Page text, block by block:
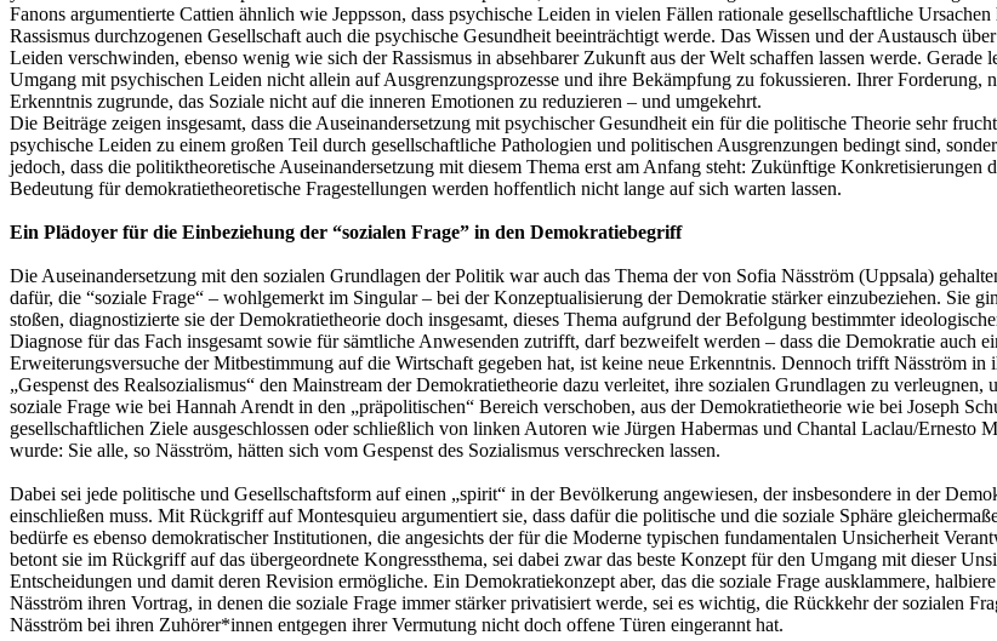
Fanons argumentierte Cattien ähnlich wie Jeppsson, dass psychische Leiden in vielen Fällen rationale gesellschaftliche
Rassismus durchzogenen Gesellschaft auch die psychische Gesundheit beeinträchtigt werde. Das Wissen und der Austausch
Leiden verschwinden, ebenso wenig wie sich der Rassismus in absehbarer Zukunft aus der Welt schaffen lassen werde.
Umgang mit psychischen Leiden nicht allein auf Ausgrenzungsprozesse und ihre Bekämpfung zu fokussieren. Ihrer Forderung,
Erkenntnis zugrunde, das Soziale nicht auf die inneren Emotionen zu reduzieren – und umgekehrt.
Die Beiträge zeigen insgesamt, dass die Auseinandersetzung mit psychischer Gesundheit ein für die politische Theorie sehr
psychische Leiden zu einem großen Teil durch gesellschaftliche Pathologien und politischen Ausgrenzungen bedingt sind,
jedoch, dass die politiktheoretische Auseinandersetzung mit diesem Thema erst am Anfang steht: Zukünftige
Bedeutung für demokratietheoretische Fragestellungen werden hoffentlich nicht lange auf sich warten lassen.
Ein Plädoyer für die Einbeziehung der “sozialen Frage” in den Demokratiebegriff
Die Auseinandersetzung mit den sozialen Grundlagen der Politik war auch das Thema der von Sofia Näsström (Uppsala)
dafür, die “soziale Frage“ – wohlgemerkt im Singular – bei der Konzeptualisierung der Demokratie stärker einzubeziehen. Sie
stoßen, diagnostizierte sie der Demokratietheorie doch insgesamt, dieses Thema aufgrund der Befolgung bestimmter
Diagnose für das Fach insgesamt sowie für sämtliche Anwesenden zutrifft, darf bezweifelt werden – dass die Demokratie auch
Erweiterungsversuche der Mitbestimmung auf die Wirtschaft gegeben hat, ist keine neue Erkenntnis. Dennoch trifft Näsström
„Gespenst des Realsozialismus“ den Mainstream der Demokratietheorie dazu verleitet, ihre sozialen Grundlagen zu
soziale Frage wie bei Hannah Arendt in den „präpolitischen“ Bereich verschoben, aus der Demokratietheorie wie bei Joseph
gesellschaftlichen Ziele ausgeschlossen oder schließlich von linken Autoren wie Jürgen Habermas und Chantal Laclau/Ernesto
wurde: Sie alle, so Näsström, hätten sich vom Gespenst des Sozialismus verschrecken lassen.
Dabei sei jede politische und Gesellschaftsform auf einen „spirit“ in der Bevölkerung angewiesen, der insbesondere in der
einschließen muss. Mit Rückgriff auf Montesquieu argumentiert sie, dass dafür die politische und die soziale Sphäre
bedürfe es ebenso demokratischer Institutionen, die angesichts der für die Moderne typischen fundamentalen Unsicherheit
betont sie im Rückgriff auf das übergeordnete Kongressthema, sei dabei zwar das beste Konzept für den Umgang mit dieser
Entscheidungen und damit deren Revision ermögliche. Ein Demokratiekonzept aber, das die soziale Frage ausklammere,
Näsström ihren Vortrag, in denen die soziale Frage immer stärker privatisiert werde, sei es wichtig, die Rückkehr der sozialen
Näsström bei ihren Zuhörer*innen entgegen ihrer Vermutung nicht doch offene Türen eingerannt hat.